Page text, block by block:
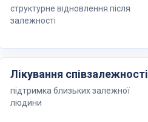
структурне відновлення після
залежності
Лікування співзалежності
підтримка близьких залежної
людини